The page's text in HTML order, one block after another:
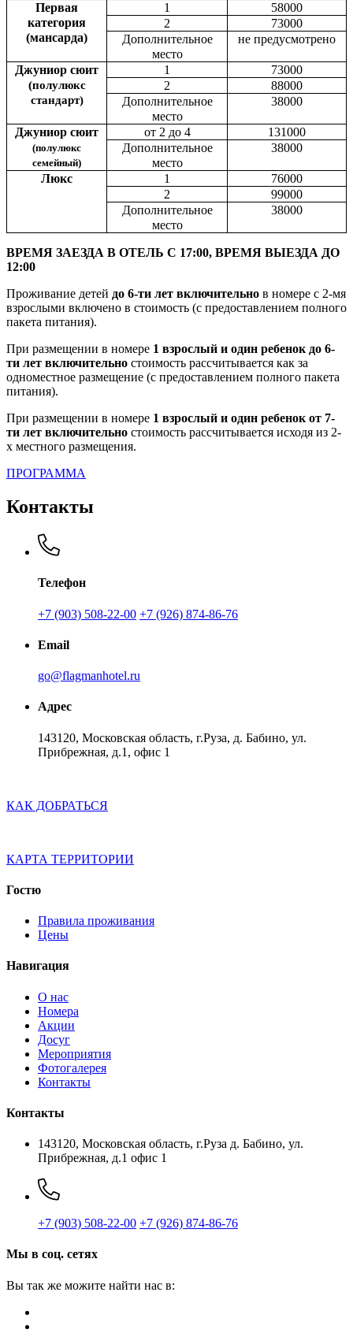
Первая
категория
(мансарда)
1
58000
2
73000
Дополнительное
место
не предусмотрено
Джуниор сюит
(полулюкс
стандарт)
1
73000
2
88000
Дополнительное
место
38000
Джуниор сюит
(полулюкс
семейный)
от 2 до 4
131000
Дополнительное
место
38000
Люкс 1
76000
2
99000
Дополнительное
место
38000
ВРЕМЯ ЗАЕЗДА В ОТЕЛЬ С 17:00, ВРЕМЯ ВЫЕЗДА ДО
12:00
Проживание детей до 6-ти лет включительно в номере с 2-мя
взрослыми включено в стоимость (с предоставлением полного
пакета питания).
При размещении в номере 1 взрослый и один ребенок до 6-
ти лет включительно стоимость рассчитывается как за
одноместное размещение (с предоставлением полного пакета
питания).
При размещении в номере 1 взрослый и один ребенок от 7-
ти лет включительно стоимость рассчитывается исходя из 2-
х местного размещения.
ПРОГРАММА
Контакты
Телефон
+7 (903) 508-22-00 +7 (926) 874-86-76
Email
go@flagmanhotel.ru
Адрес
143120, Московская область, г.Руза, д. Бабино, ул.
Прибрежная, д.1, офис 1
КАК ДОБРАТЬСЯ
КАРТА ТЕРРИТОРИИ
Гостю
Правила проживания
Цены
Навигация
O нас
Номера
Акции
Досуг
Мероприятия
Фотогалерея
Контакты
Контакты
143120, Московская область, г.Руза д. Бабино, ул.
Прибрежная, д.1 офис 1
+7 (903) 508-22-00 +7 (926) 874-86-76
Мы в соц. сетях
Вы так же можите найти нас в: